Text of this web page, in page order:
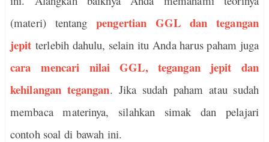
(materi) tentangpengertian GGL dan tegangan
jepit terlebih dahulu, selain itu Anda harus paham juga
cara mencari nilai GGL, tegangan jepit dan
kehilangan tegangan. Jika sudah paham atau sudah
membaca materinya, silahkan simak dan pelajari
contoh soal di bawah ini.